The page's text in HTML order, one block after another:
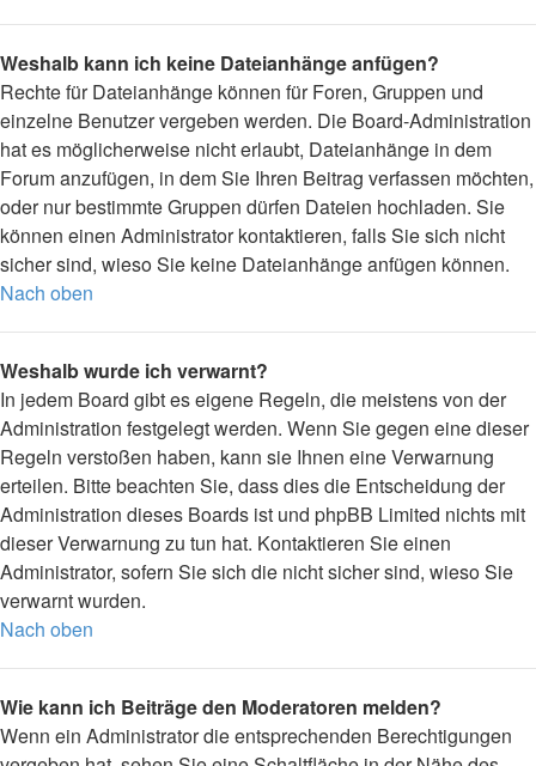
Weshalb kann ich keine Dateianhänge anfügen?
Rechte für Dateianhänge können für Foren, Gruppen und
einzelne Benutzer vergeben werden. Die Board-Administration
hat es möglicherweise nicht erlaubt, Dateianhänge in dem
Forum anzufügen, in dem Sie Ihren Beitrag verfassen möchten,
oder nur bestimmte Gruppen dürfen Dateien hochladen. Sie
können einen Administrator kontaktieren, falls Sie sich nicht
sicher sind, wieso Sie keine Dateianhänge anfügen können.
Nach oben
Weshalb wurde ich verwarnt?
In jedem Board gibt es eigene Regeln, die meistens von der
Administration festgelegt werden. Wenn Sie gegen eine dieser
Regeln verstoßen haben, kann sie Ihnen eine Verwarnung
erteilen. Bitte beachten Sie, dass dies die Entscheidung der
Administration dieses Boards ist und phpBB Limited nichts mit
dieser Verwarnung zu tun hat. Kontaktieren Sie einen
Administrator, sofern Sie sich die nicht sicher sind, wieso Sie
verwarnt wurden.
Nach oben
Wie kann ich Beiträge den Moderatoren melden?
Wenn ein Administrator die entsprechenden Berechtigungen